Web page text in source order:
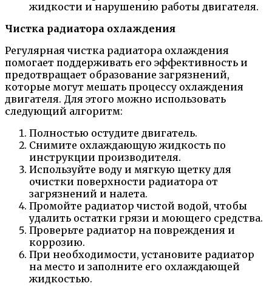
жидкости и нарушению работы двигателя.
Чистка радиатора охлаждения
Регулярная чистка радиатора охлаждения
помогает поддерживать его эффективность и
предотвращает образование загрязнений,
которые могут мешать процессу охлаждения
двигателя. Для этого можно использовать
следующий алгоритм:
Полностью остудите двигатель.
Снимите охлаждающую жидкость по
инструкции производителя.
Используйте воду и мягкую щетку для
очистки поверхности радиатора от
загрязнений и налета.
Промойте радиатор чистой водой, чтобы
удалить остатки грязи и моющего средства.
Проверьте радиатор на повреждения и
коррозию.
При необходимости, установите радиатор
на место и заполните его охлаждающей
жидкостью.